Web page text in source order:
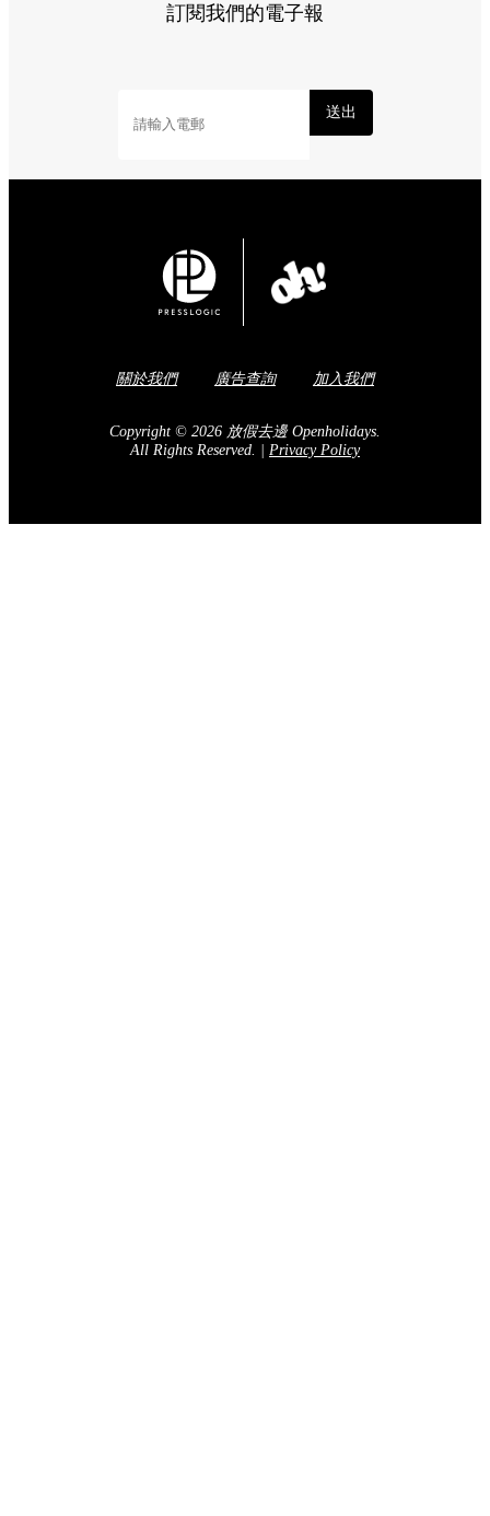
訂閱我們的電子報
送出
關於我們 廣告查詢 加入我們
Copyright © 2026 放假去邊 Openholidays.
All Rights Reserved. | Privacy Policy